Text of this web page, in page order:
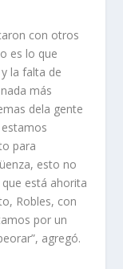
con otros
es lo que
la falta de
más
dela gente
para
esto no
está ahorita
Robles, con
por un
agregó.